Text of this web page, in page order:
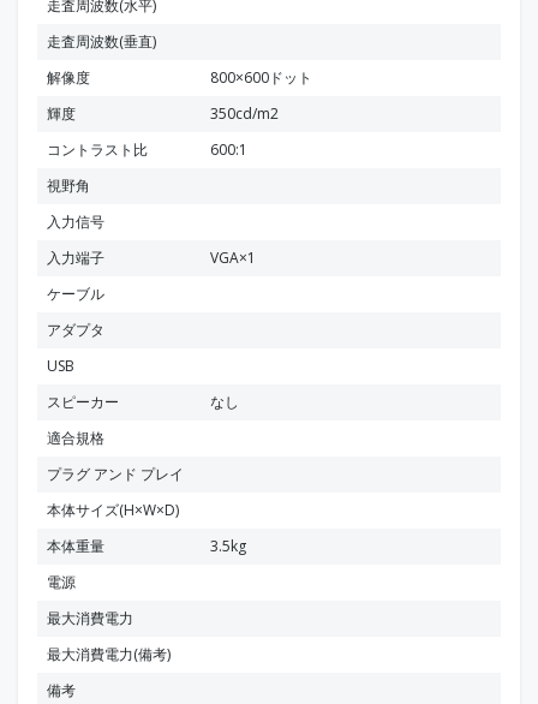
走査周波数(水平)
走査周波数(垂直)
解像度
800×600ドット
輝度
350cd/m2
コントラスト比
600:1
視野角
入力信号
入力端子
VGA×1
ケーブル
アダプタ
USB
スピーカー
なし
適合規格
プラグ アンド プレイ
本体サイズ(H×W×D)
本体重量
3.5kg
電源
最大消費電力
最大消費電力(備考)
備考